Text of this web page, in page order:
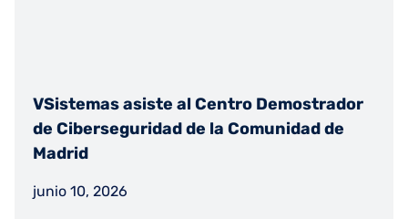
VSistemas asiste al Centro Demostrador
de Ciberseguridad de la Comunidad de
Madrid
junio 10, 2026